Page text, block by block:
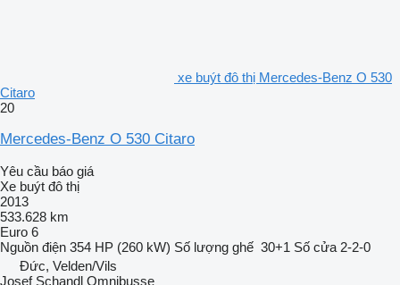
xe buýt đô thị Mercedes-Benz O 530
Citaro
20
Mercedes-Benz O 530 Citaro
Yêu cầu báo giá
Xe buýt đô thị
2013
533.628 km
Euro 6
Nguồn điện 354 HP (260 kW) Số lượng ghế 30+1 Số cửa 2-2-0
Đức, Velden/Vils
Josef Schandl Omnibusse